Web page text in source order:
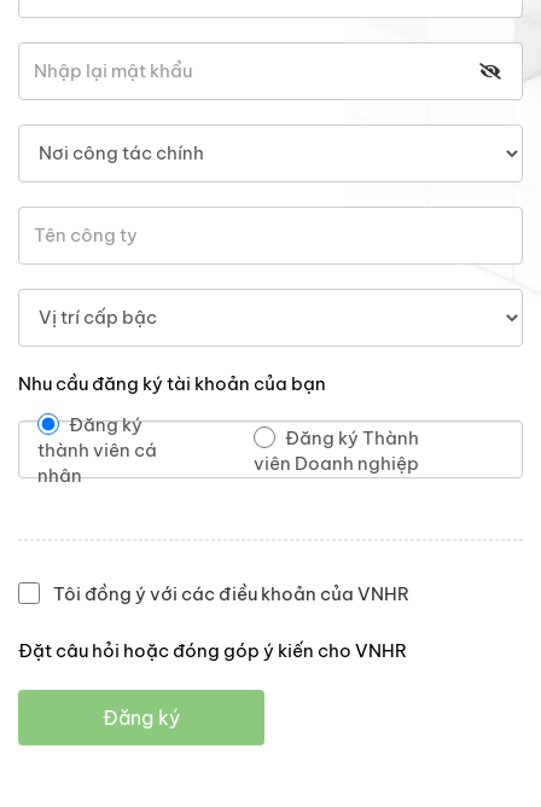
Nhu cầu đăng ký tài khoản của bạn
Đăng ký
thành viên cá
nhân
Đăng ký Thành
viên Doanh nghiệp
Tôi đồng ý với các điều khoản của VNHR
Đặt câu hỏi hoặc đóng góp ý kiến cho VNHR
Đăng ký